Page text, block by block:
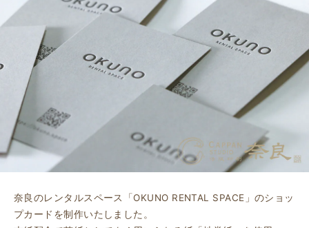
奈良のレンタルスペース「OKUNO RENTAL SPACE」のショッ
プカードを制作いたしました。